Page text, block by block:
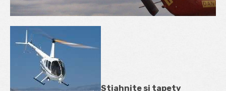
Stiahnite si tapety